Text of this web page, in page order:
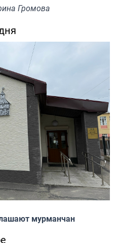
Громова
мурманчан